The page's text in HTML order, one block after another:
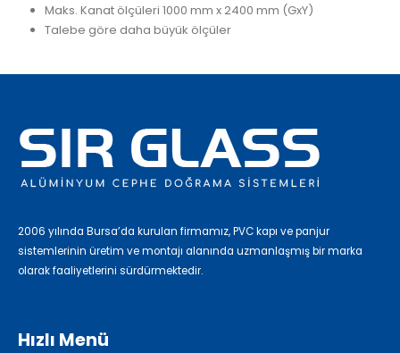
Maks. Kanat ölçüleri 1000 mm x 2400 mm (GxY)
Talebe göre daha büyük ölçüler
2006 yılında Bursa’da kurulan firmamız, PVC kapı ve panjur
sistemlerinin üretim ve montajı alanında uzmanlaşmış bir marka
olarak faaliyetlerini sürdürmektedir.
Hızlı Menü